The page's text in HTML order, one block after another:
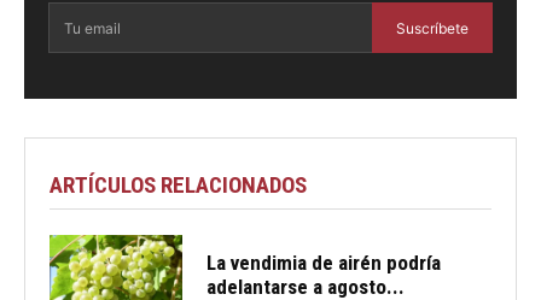
Suscríbete
ARTÍCULOS RELACIONADOS
La vendimia de airén podría
adelantarse a agosto...